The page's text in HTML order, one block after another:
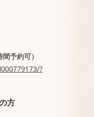
予約可）
?
方